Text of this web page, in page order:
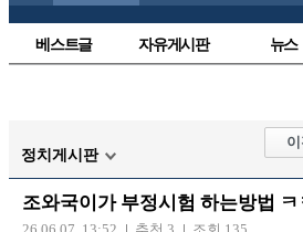
베스트글 자유게시판 뉴스
해외축
정치게시판
조와국이가 부정시험 하는방법